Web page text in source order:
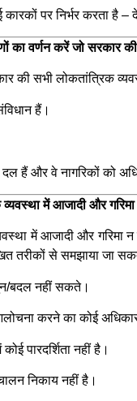
पर निर्भर करता है
का वर्णन करें जो सरकार
की सभी लोकतांत्रिक
हैं।
हैं और वे नागरिकों को
में आजादी और
में आजादी और गरिमा
तरीकों से समझाया जा
बदल नहीं सकते।
करने का कोई
पारदर्शिता नहीं है।
निकाय नहीं है।